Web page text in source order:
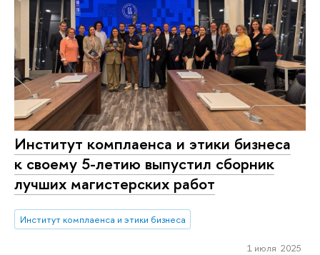
Институт комплаенса и этики бизнеса
к своему 5-летию выпустил сборник
лучших магистерских работ
Институт комплаенса и этики бизнеса
1 июля 2025